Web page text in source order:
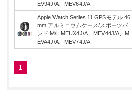
EV94J/A、MEV64J/A
Apple Watch Series 11 GPSモデル 46
mm アルミニウムケース/スポーツバ
ンド M/L MEUX4J/A、MEV44J/A、M
EVA4J/A、MEV74J/A
1